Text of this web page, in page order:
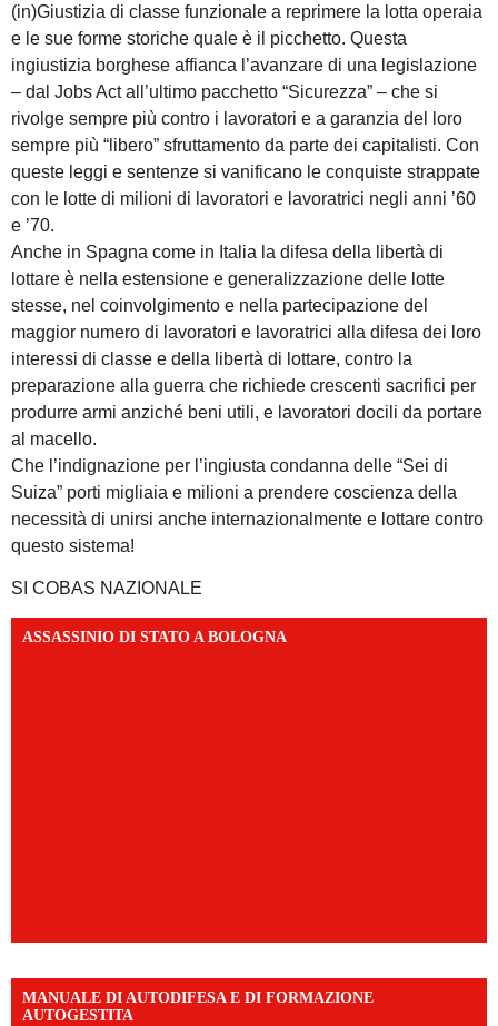
(in)Giustizia di classe funzionale a reprimere la lotta operaia
e le sue forme storiche quale è il picchetto. Questa
ingiustizia borghese affianca l’avanzare di una legislazione
– dal Jobs Act all’ultimo pacchetto “Sicurezza” – che si
rivolge sempre più contro i lavoratori e a garanzia del loro
sempre più “libero” sfruttamento da parte dei capitalisti. Con
queste leggi e sentenze si vanificano le conquiste strappate
con le lotte di milioni di lavoratori e lavoratrici negli anni ’60
e ’70.
Anche in Spagna come in Italia la difesa della libertà di
lottare è nella estensione e generalizzazione delle lotte
stesse, nel coinvolgimento e nella partecipazione del
maggior numero di lavoratori e lavoratrici alla difesa dei loro
interessi di classe e della libertà di lottare, contro la
preparazione alla guerra che richiede crescenti sacrifici per
produrre armi anziché beni utili, e lavoratori docili da portare
al macello.
Che l’indignazione per l’ingiusta condanna delle “Sei di
Suiza” porti migliaia e milioni a prendere coscienza della
necessità di unirsi anche internazionalmente e lottare contro
questo sistema!
SI COBAS NAZIONALE
ASSASSINIO DI STATO A BOLOGNA
MANUALE DI AUTODIFESA E DI FORMAZIONE
AUTOGESTITA